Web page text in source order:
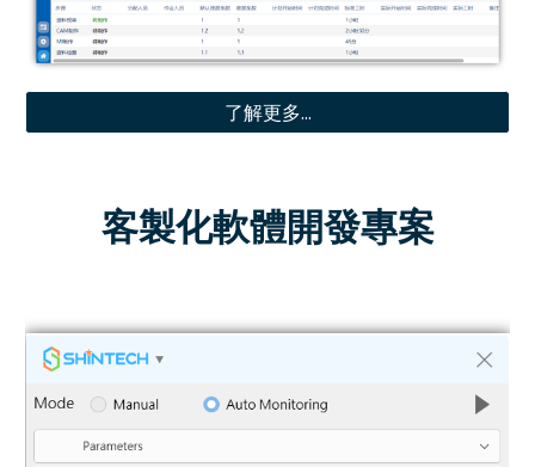
了解更多...
客製化軟體開發專案